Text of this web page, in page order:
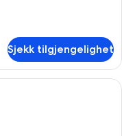
Sjekk tilgjengelighet